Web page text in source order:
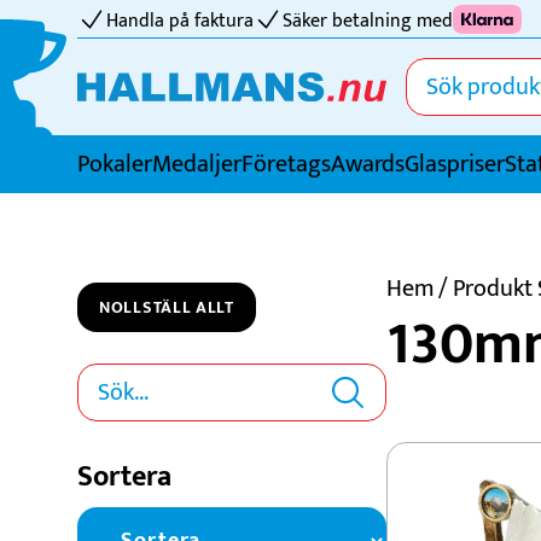
Handla på faktura Säker betalning med
PokalerMedaljerFöretagsAwardsGlaspriser
Badminton
Basket
Biljard
Bordtennis
Bowling
Cricket
NOLLSTÄLL ALLT
Sortera
Hem/ Produkt